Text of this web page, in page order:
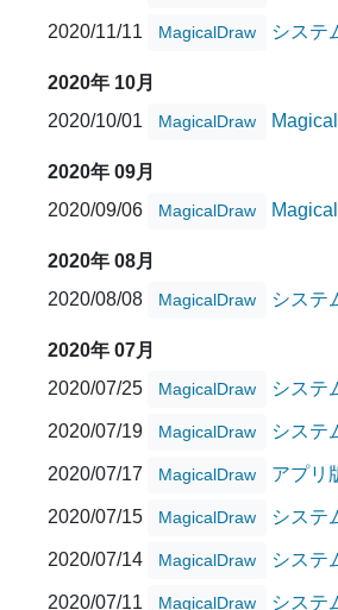
2020/11/11 MagicalDraw システ
2020年 10月
2020/10/01
MagicalDraw
2020年 09月
2020/09/06
MagicalDraw
2020年 08月
2020/08/08
MagicalDraw システ
2020年 07月
2020/07/25
MagicalDraw システ
2020/07/19 MagicalDraw システ
2020/07/17 MagicalDraw アプリ
2020/07/15 MagicalDraw システ
2020/07/14 MagicalDraw システ
2020/07/11 MagicalDraw システ